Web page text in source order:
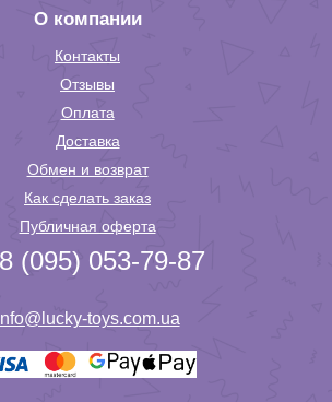
О компании
Контакты
Отзывы
Оплата
Доставка
Обмен и возврат
Как сделать заказ
Публичная оферта
(095) 053-79-87
toys.com.ua